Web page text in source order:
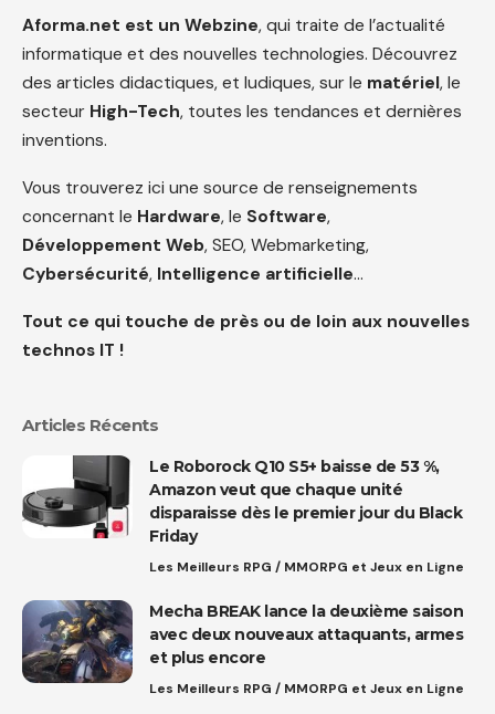
Aforma.net est un Webzine, qui traite de l’actualité
informatique et des nouvelles technologies. Découvrez
des articles didactiques, et ludiques, sur le matériel, le
secteur High-Tech, toutes les tendances et dernières
inventions.
Vous trouverez ici une source de renseignements
concernant le Hardware, le Software,
Développement Web, SEO, Webmarketing,
Cybersécurité, Intelligence artificielle…
Tout ce qui touche de près ou de loin aux nouvelles
technos IT !
Articles Récents
Le Roborock Q10 S5+ baisse de 53 %,
Amazon veut que chaque unité
disparaisse dès le premier jour du Black
Friday
Les Meilleurs RPG / MMORPG et Jeux en Ligne
Mecha BREAK lance la deuxième saison
avec deux nouveaux attaquants, armes
et plus encore
Les Meilleurs RPG / MMORPG et Jeux en Ligne